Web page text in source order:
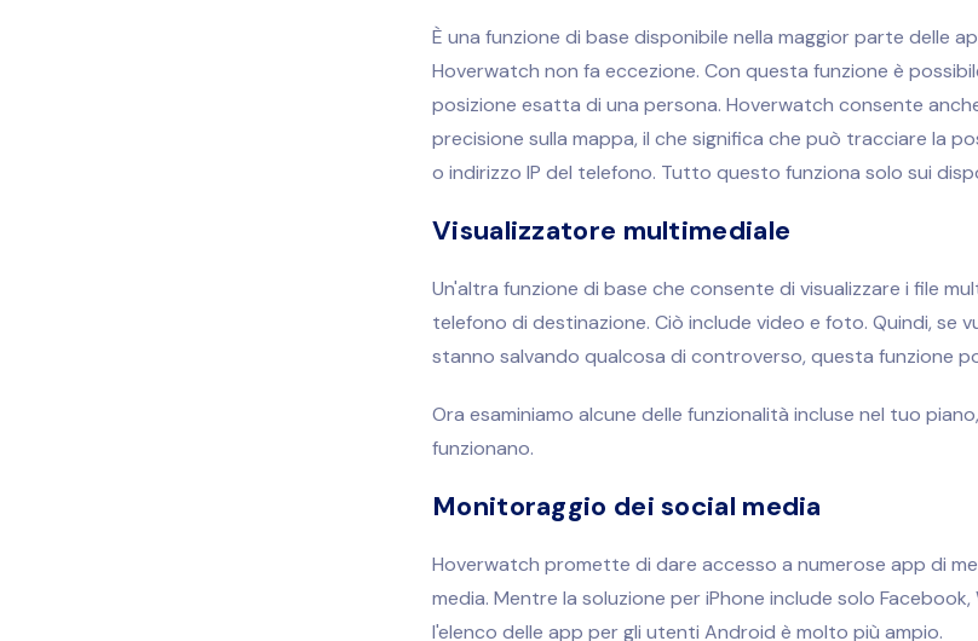
È una funzione di base disponibile nella maggior parte delle
Hoverwatch non fa eccezione. Con questa funzione è
posizione esatta di una persona. Hoverwatch consente
precisione sulla mappa, il che significa che può tracciare la
o indirizzo IP del telefono. Tutto questo funziona solo sui
Visualizzatore multimediale
Un'altra funzione di base che consente di visualizzare i file
telefono di destinazione. Ciò include video e foto. Quindi, se
stanno salvando qualcosa di controverso, questa funzione
Ora esaminiamo alcune delle funzionalità incluse nel tuo
funzionano.
Monitoraggio dei social media
Hoverwatch promette di dare accesso a numerose app di
media. Mentre la soluzione per iPhone include solo
l'elenco delle app per gli utenti Android è molto più ampio.